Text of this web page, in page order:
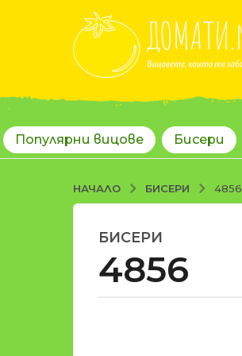
Популярни вицове Бисери
НАЧАЛО БИСЕРИ 4856
1
г
БИСЕРИ
4856